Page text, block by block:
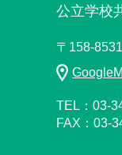
公立学校
〒158-
TEL：03-
FAX：03-